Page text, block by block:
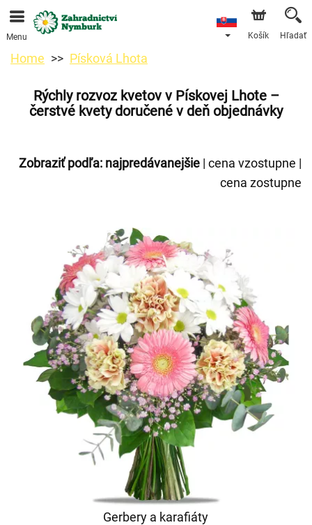
Objednávky prijímame prostredníctvom nášho e-shopu.
Najskorší možný termín doručenia je od 11.8.2026 z
Menu Košík Hľadať
Home Písková Lhota
Rýchly rozvoz kvetov v Pískovej Lhote –
čerstvé kvety doručené v deň objednávky
Zobraziť podľa: najpredávanejšie | cena vzostupne |
cena zostupne
Gerbery a karafiáty